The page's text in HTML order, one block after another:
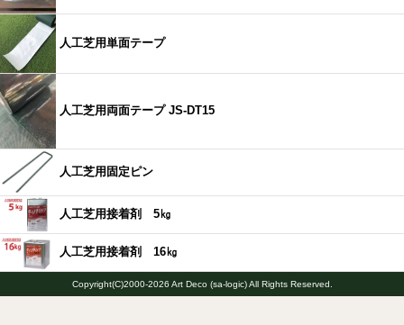
人工芝用単面テープ
人工芝用両面テープ JS-DT15
人工芝用固定ピン
人工芝用接着剤 5㎏
人工芝用接着剤 16㎏
Copyright(C)2000-2026 Art Deco (sa-logic) All Rights Reserved.